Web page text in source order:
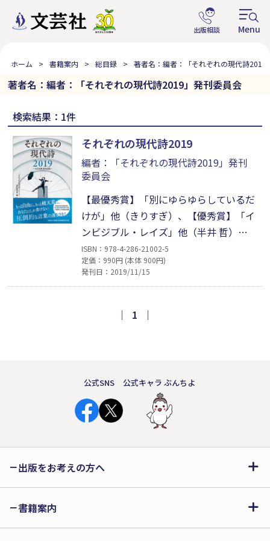
ホーム 書籍案内 総目録 著者名：編者：「それぞれの現代詩2019
著者名：編者：「それぞれの現代詩2019」発刊委員会
検索結果：1件
それぞれの現代詩2019
編者：「それぞれの現代詩2019」発刊
委員会
【最優秀賞】「別にゆらゆらしているだ
けが」他（きりすぎ）、【優秀賞】「イ
ンビジブル・レイズ」他（半井 哲）、
「唇が紅くなければ」他
（KAORIKID）、【特別賞】「生、柔ら
かであれ」他（道源里奈）、「ラクダの
ち」他（山岡真緒）、「瀕死の生」他
ISBN：978-4-286-21002-5
定価：990円 (本体 900円)
発刊日：2019/11/15
｜ 1 ｜
公式SNS 公式キャラ ぶんちよ
出版をお考えの方へ
書籍案内